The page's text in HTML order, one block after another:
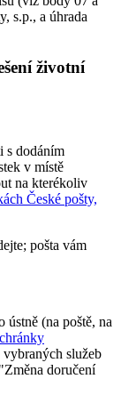
s.p., a úhrada
životní
s dodáním
v místě
na kterékoliv
České pošty,
pošta vám
ústně (na poště, na
vybraných služeb
doručení